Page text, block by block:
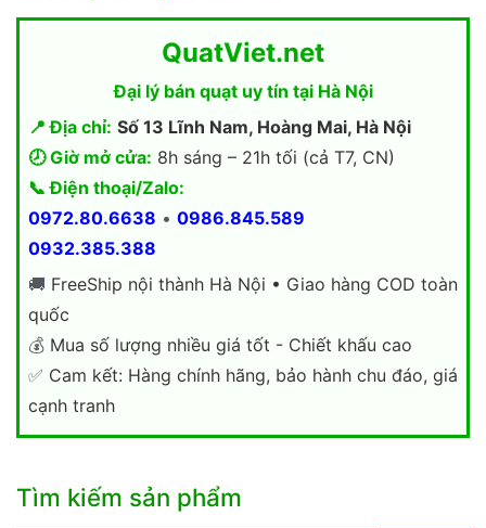
QuatViet.net
Đại lý bán quạt uy tín tại Hà Nội
📍 Địa chỉ: Số 13 Lĩnh Nam, Hoàng Mai, Hà Nội
🕗 Giờ mở cửa: 8h sáng – 21h tối (cả T7, CN)
📞 Điện thoại/Zalo:
0972.80.6638 • 0986.845.589
0932.385.388
🚚 FreeShip nội thành Hà Nội • Giao hàng COD toàn
quốc
💰 Mua số lượng nhiều giá tốt - Chiết khấu cao
✅ Cam kết: Hàng chính hãng, bảo hành chu đáo, giá
cạnh tranh
Tìm kiếm sản phẩm